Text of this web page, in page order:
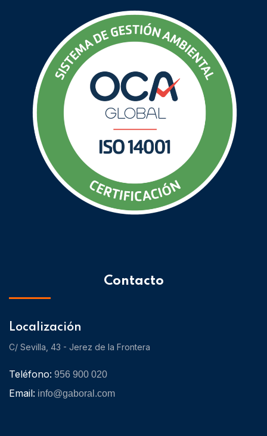
Contacto
Localización
C/ Sevilla, 43 - Jerez de la Frontera
Teléfono: 956 900 020
Email: info@gaboral.com